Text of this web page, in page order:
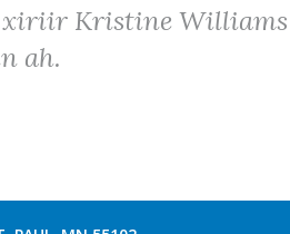
xiriir Kristine Williams
ah.